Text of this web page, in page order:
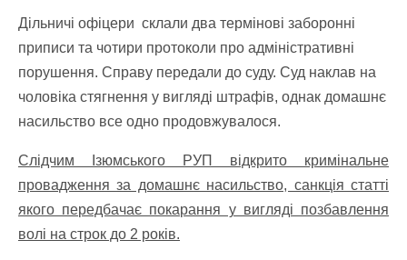
Дільничі офіцери склали два термінові заборонні
приписи та чотири протоколи про адміністративні
порушення. Справу передали до суду. Суд наклав на
чоловіка стягнення у вигляді штрафів, однак домашнє
насильство все одно продовжувалося.
Слідчим Ізюмського РУП відкрито кримінальне
провадження за домашнє насильство, санкція статті
якого передбачає покарання у вигляді позбавлення
волі на строк до 2 років.